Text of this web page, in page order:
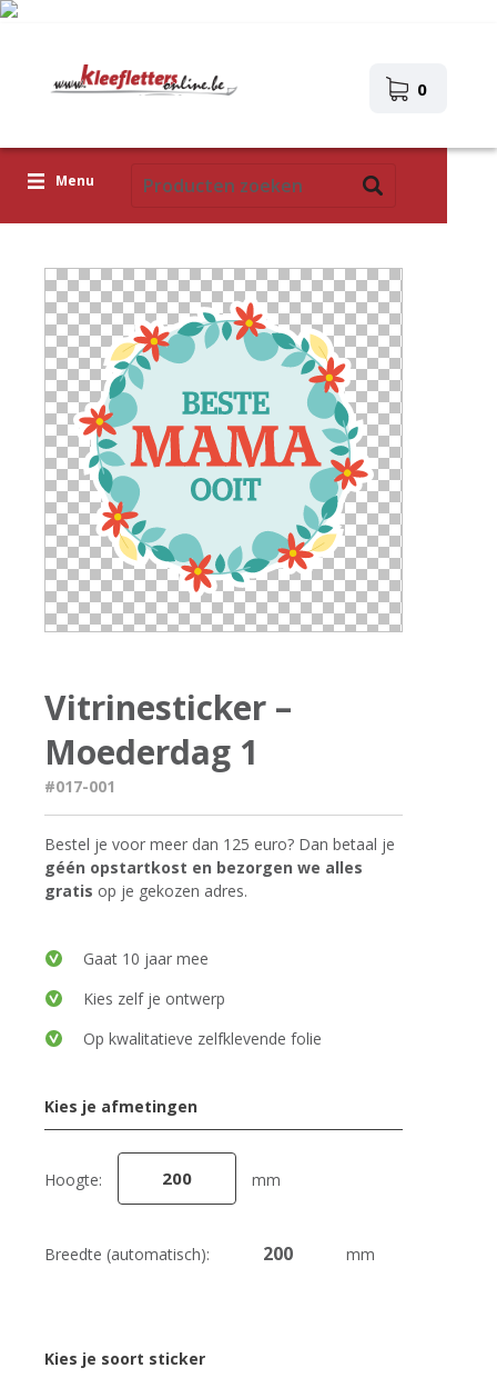
0
Menu
Icoontjes
Plakplaatjes
Upload je eigen ontwerp
Corona Covid-19
Vitrinesticker –
Moederdag 1
#017-001
Bestel je voor meer dan 125 euro? Dan betaal je
géén opstartkost en bezorgen we alles
gratis op je gekozen adres.
Gaat 10 jaar mee
Kies zelf je ontwerp
Op kwalitatieve zelfklevende folie
Kies je afmetingen
Hoogte: mm
Breedte (automatisch): mm
Kies je soort sticker